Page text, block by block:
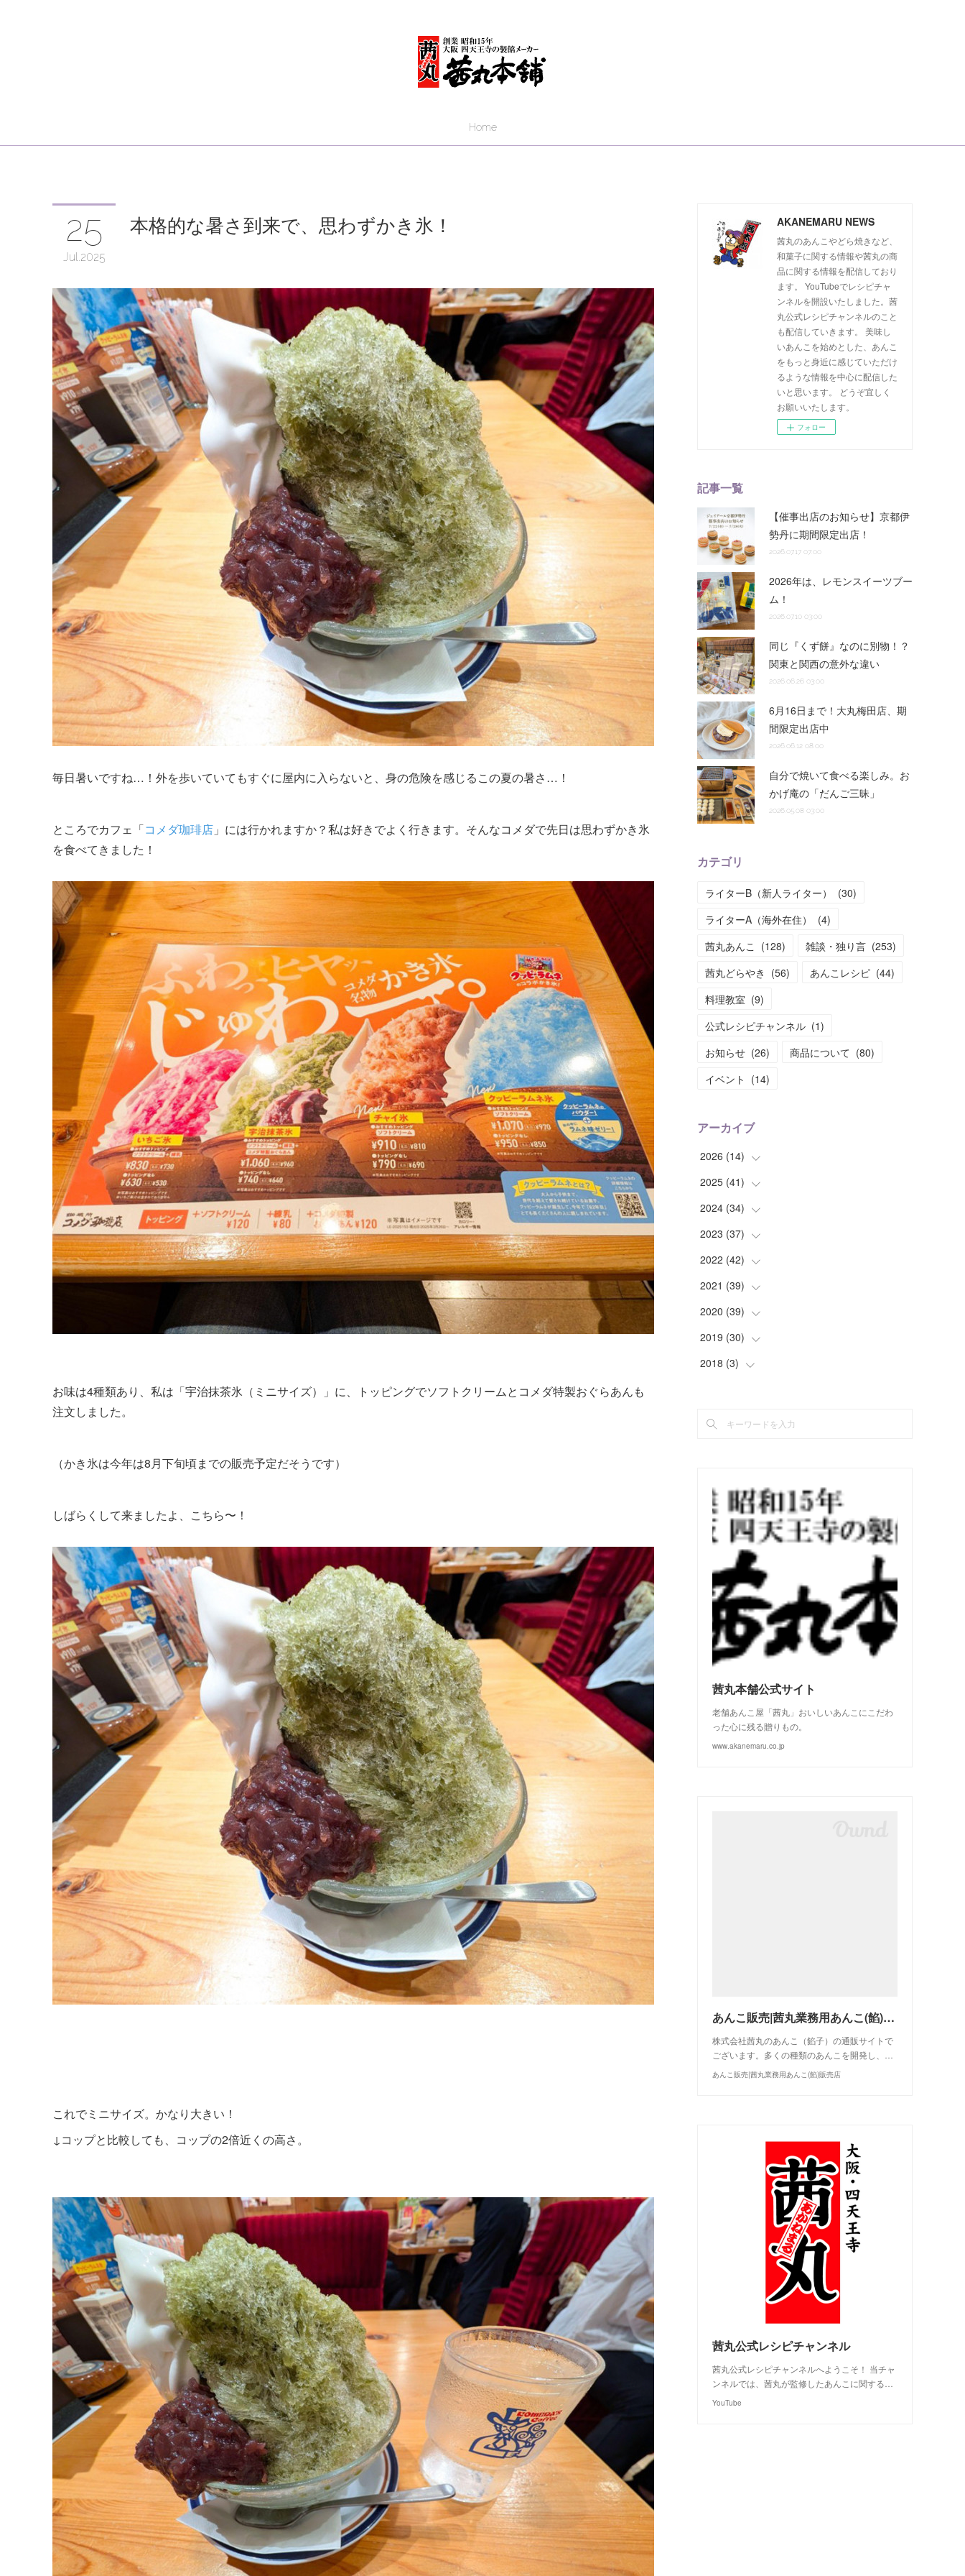
Home
25
Jul 2025
本格的な暑さ到来で、思わずかき氷！
毎日暑いですね…！外を歩いていてもすぐに屋内に入らないと、身の危険を感じるこの夏の暑さ…！
ところでカフェ「コメダ珈琲店 」には行かれますか？私は好きでよく行きます。そんなコメダで先日は思わずかき氷
を食べてきました！
お味は4種類あり、私は「宇治抹茶氷（ミニサイズ）」に、トッピングでソフトクリームとコメダ特製おぐらあんも
注文しました。
（かき氷は今年は8月下旬頃までの販売予定だそうです）
しばらくして来ましたよ、こちら〜！
これでミニサイズ。かなり大きい！
↓コップと比較しても、コップの2倍近くの高さ。
AKANEMARU NEWS
茜丸のあんこやどら焼きなど、
和菓子に関する情報や茜丸の商
品に関する情報を配信しており
ます。 YouTubeでレシピチャ
ンネルを開設いたしました。茜
丸公式レシピチャンネルのこと
も配信していきます。 美味し
いあんこを始めとした、あんこ
をもっと身近に感じていただけ
るような情報を中心に配信した
いと思います。 どうぞ宜しく
お願いいたします。
フォロー
記事一覧
【催事出店のお知らせ】京都伊
勢丹に期間限定出店！
2026.07.17 07:00
2026年は、レモンスイーツブー
ム！
2026.07.10 03:00
同じ『くず餅』なのに別物！？
関東と関西の意外な違い
2026.06.26 03:00
6月16日まで！大丸梅田店、期
間限定出店中
2026.06.12 08:00
自分で焼いて食べる楽しみ。お
かげ庵の「だんご三昧」
2026.05.08 03:00
カテゴリ
ライターB（新人ライター） (30)
ライターA（海外在住）
(4)
茜丸あんこ (128) 雑談・独り言 (253)
茜丸どらやき (56) あんこレシピ (44)
料理教室 (9)
公式レシピチャンネル (1)
お知らせ (26) 商品について (80)
イベント (14)
アーカイブ
2026 (14)
(2)
(2)
(1)
(2)
(2)
(2)
(3)
2025 (41)
(1)
(2)
(4)
(2)
(5)
(4)
(4
2024 (34)
(3)
(2)
(2)
(4)
(4)
(2
2
(1)
2023 (37)
(4)
(3)
(2)
(5)
(2
(4 )
(2)
(2)
2022 (42)
(5)
(4)
(4)
(4
(4)
(3)
(4)
(2
2021 (39)
(4)
(4)
(3
(2)
(4)
(3)
(1
(3)
2020 (39)
(4)
(2
(2)
(5)
(2)
(4
(2)
3)
2019 (30)
(3
(2)
(4)
(3)
(2
(4
2)
2018 (3)
茜丸本舗公式サイト
老舗あんこ屋「茜丸」おいしいあんこにこだわ
った心に残る贈りもの。
www.akanemaru.co.jp
あんこ販売|茜丸業務用あんこ(餡)販売店
株式会社茜丸のあんこ（餡子）の通販サイトで
ございます。多くの種類のあんこを開発し、…
あんこ販売|茜丸業務用あんこ(餡)販売店
茜丸公式レシピチャンネル
茜丸公式レシピチャンネルへようこそ！ 当チャ
ンネルでは、茜丸が監修したあんこに関する…
YouTube